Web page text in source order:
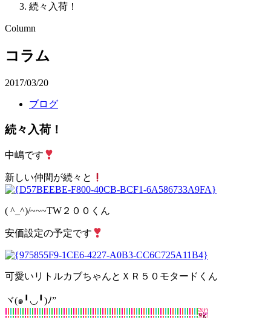
続々入荷！
Column
コラム
2017/03/20
ブログ
続々入荷！
中嶋です
新しい仲間が続々と
( ^_^)/~~~TW２００くん
安価設定の予定です
可愛いリトルカブちゃんとＸＲ５０モタードくん
ヾ(๑╹◡╹)ﾉ”